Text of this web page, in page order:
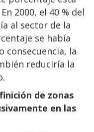
2000, el 40 % del
al sector de la
se había
consecuencia, la
reduciría la
de zonas
en las